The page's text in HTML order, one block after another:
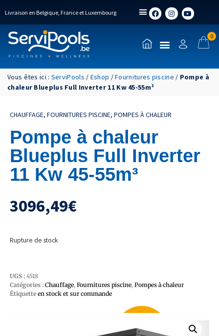
Livraison en Belgique, France et Luxembourg
0
Vous êtes ici : ServiPools / Eshop /Fournitures piscine / Pompe à
chaleur Blueplus Full Inverter 11 Kw 45-55m³
CHAUFFAGE, FOURNITURES PISCINE, POMPES À CHALEUR
Pompe à chaleur
Blueplus Full Inverter
11 Kw 45-55m³
3096,49€
Rupture de stock
UGS : 4518
Catégories : Chauffage, Fournitures piscine, Pompes à chaleur
Étiquette en stock et sur commande